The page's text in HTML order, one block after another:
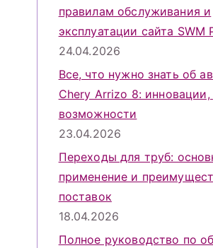
правилам обслуживания и
эксплуатации сайта SWM
24.04.2026
Все, что нужно знать об
Chery Arrizo 8: инновации,
возможности
23.04.2026
Переходы для труб:
применение и
поставок
18.04.2026
Полное руководство по